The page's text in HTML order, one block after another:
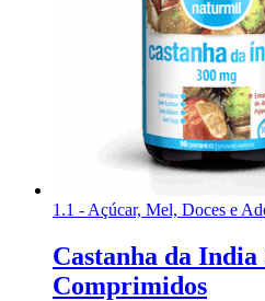
1.1 - Açúcar, Mel, Doces e
Castanha da India
Comprimidos